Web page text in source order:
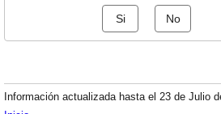
Si No
Información actualizada hasta el 23 de Julio